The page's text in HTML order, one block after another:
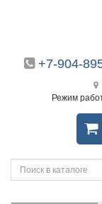
+7-904-
Режим